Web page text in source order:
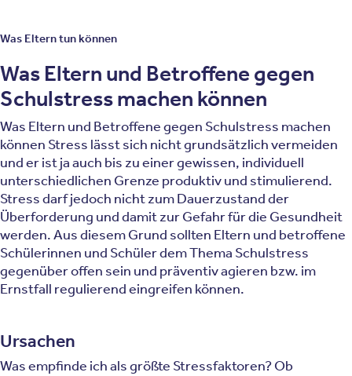
Was Eltern tun können
Was Eltern und Betroffene gegen
Schulstress machen können
Was Eltern und Betroffene gegen Schulstress machen
können Stress lässt sich nicht grundsätzlich vermeiden
und er ist ja auch bis zu einer gewissen, individuell
unterschiedlichen Grenze produktiv und stimulierend.
Stress darf jedoch nicht zum Dauerzustand der
Überforderung und damit zur Gefahr für die Gesundheit
werden. Aus diesem Grund sollten Eltern und betroffene
Schülerinnen und Schüler dem Thema Schulstress
gegenüber offen sein und präventiv agieren bzw. im
Ernstfall regulierend eingreifen können.
Ursachen
Was empfinde ich als größte Stressfaktoren? Ob